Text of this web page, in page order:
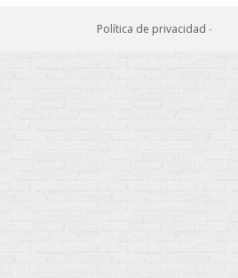
Política de privacidad -